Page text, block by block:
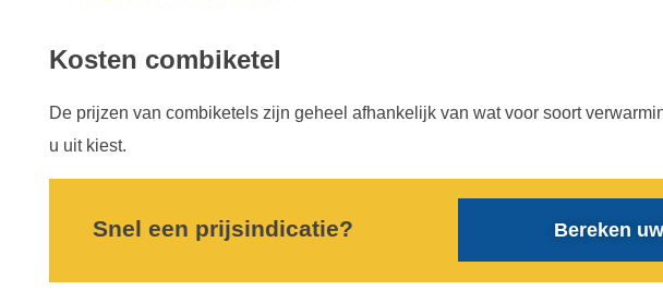
Kosten combiketel
De prijzen van combiketels zijn geheel afhankelijk van wat voor soort
u uit kiest.
Snel een prijsindicatie? Bereken